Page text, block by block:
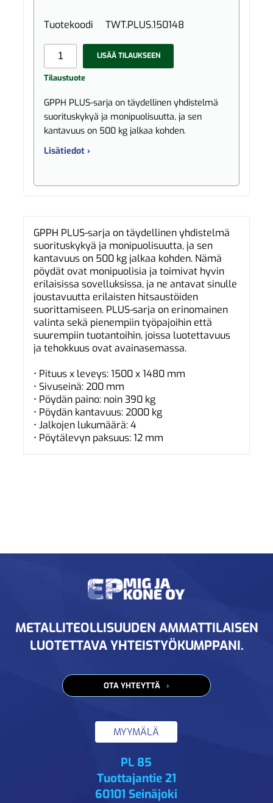
Tuotekoodi TWT.PLUS.150148
LISÄÄ TILAUKSEEN
Tilaustuote
GPPH PLUS-sarja on täydellinen yhdistelmä
suorituskykyä ja monipuolisuutta, ja sen
kantavuus on 500 kg jalkaa kohden.
Lisätiedot ›
GPPH PLUS-sarja on täydellinen yhdistelmä
suorituskykyä ja monipuolisuutta, ja sen
kantavuus on 500 kg jalkaa kohden. Nämä
pöydät ovat monipuolisia ja toimivat hyvin
erilaisissa sovelluksissa, ja ne antavat sinulle
joustavuutta erilaisten hitsaustöiden
suorittamiseen. PLUS-sarja on erinomainen
valinta sekä pienempiin työpajoihin että
suurempiin tuotantoihin, joissa luotettavuus
ja tehokkuus ovat avainasemassa.
• Pituus x leveys: 1500 x 1480 mm
• Sivuseinä: 200 mm
• Pöydän paino: noin 390 kg
• Pöydän kantavuus: 2000 kg
• Jalkojen lukumäärä: 4
• Pöytälevyn paksuus: 12 mm
METALLITEOLLISUUDEN AMMATTILAISEN
LUOTETTAVA YHTEISTYÖKUMPPANI.
OTA YHTEYTTÄ
MYYMÄLÄ
PL 85
Tuottajantie 21
60101 Seinäjoki